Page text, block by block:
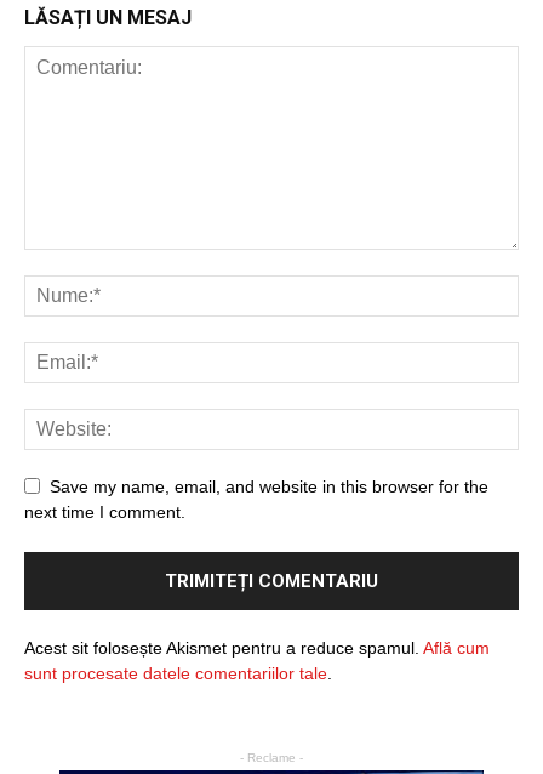
LĂSAȚI UN MESAJ
Save my name, email, and website in this browser for the
next time I comment.
Acest sit folosește Akismet pentru a reduce spamul. Află cum
sunt procesate datele comentariilor tale.
- Reclame -